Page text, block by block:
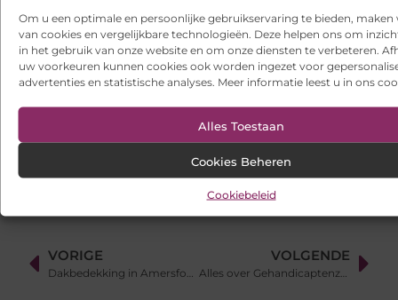
Om u een optimale en persoonlijke gebruikservaring te bieden, maken
van cookies en vergelijkbare technologieën. Deze helpen ons om
in het gebruik van onze website en om onze diensten te verbeteren.
uw voorkeuren kunnen cookies ook worden ingezet voor
advertenties en statistische analyses. Meer informatie leest u in ons
Alles Toestaan
Cookies Beheren
Cookiebeleid
Samen scheiden zonder strijd: zo houd je overzicht in een
onrustige periode
Websites laten maken: wat u moet weten voordat u begint
Ontdek het gemak van online vlees bestellen
VORIGE
Dakbedekking in Amersfoort: Waar Moet U Op Letten?
VOLGENDE
Alles over Gehandicaptenzorg in Haarlemmermeer: Een Gids Om U Te Helpen